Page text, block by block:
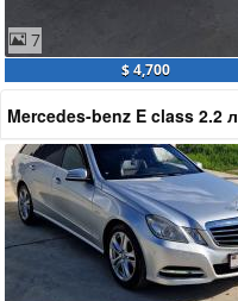
7
$ 4,700
Mercedes-benz E class 2.2 л